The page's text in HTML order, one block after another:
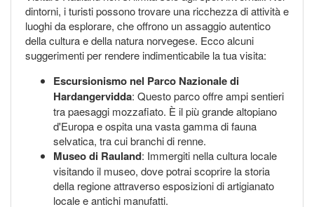
dintorni, i turisti possono trovare una ricchezza di attività e
luoghi da esplorare, che offrono un assaggio autentico
della cultura e della natura norvegese. Ecco alcuni
suggerimenti per rendere indimenticabile la tua visita:
Escursionismo nel Parco Nazionale di
Hardangervidda: Questo parco offre ampi sentieri
tra paesaggi mozzafiato. È il più grande altopiano
d'Europa e ospita una vasta gamma di fauna
selvatica, tra cui branchi di renne.
Museo di Rauland: Immergiti nella cultura locale
visitando il museo, dove potrai scoprire la storia
della regione attraverso esposizioni di artigianato
locale e antichi manufatti.